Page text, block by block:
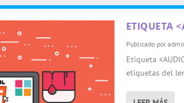
ETIQUETA
Publicado por
Etiqueta
etiquetas del